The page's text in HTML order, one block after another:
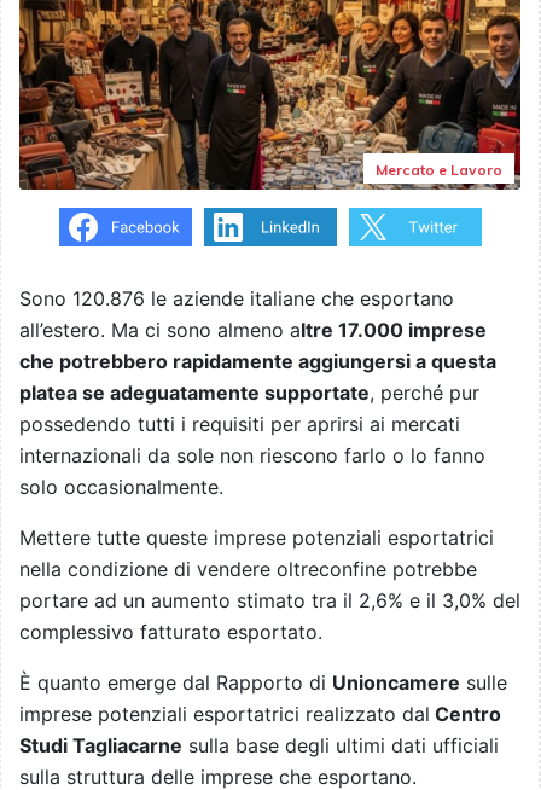
Mercato e Lavoro
Sono 120.876 le aziende italiane che esportano
all’estero. Ma ci sono almeno altre 17.000 imprese
che potrebbero rapidamente aggiungersi a questa
platea se adeguatamente supportate, perché pur
possedendo tutti i requisiti per aprirsi ai mercati
internazionali da sole non riescono farlo o lo fanno
solo occasionalmente.
Mettere tutte queste imprese potenziali esportatrici
nella condizione di vendere oltreconfine potrebbe
portare ad un aumento stimato tra il 2,6% e il 3,0% del
complessivo fatturato esportato.
È quanto emerge dal Rapporto di Unioncamere sulle
imprese potenziali esportatrici realizzato dal Centro
Studi Tagliacarne sulla base degli ultimi dati ufficiali
sulla struttura delle imprese che esportano.